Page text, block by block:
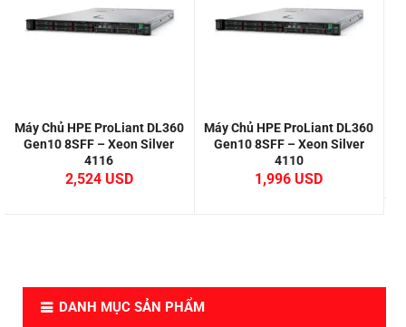
DANH MỤC SẢN PHẨM
Máy Chủ HPE ProLiant DL360
Gen10 8SFF – Xeon Silver
4116
2,524
Máy Chủ HPE ProLiant DL360
Gen10 8SFF – Xeon Silver
4110
1,996